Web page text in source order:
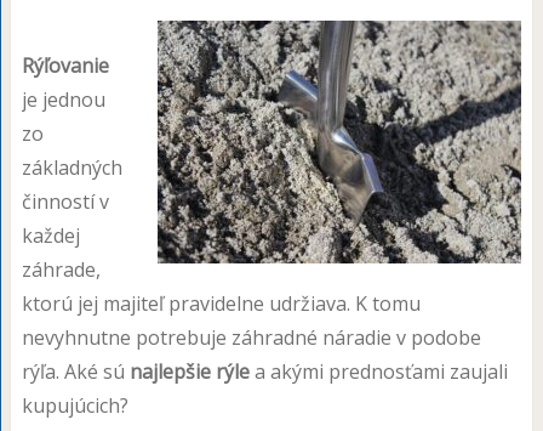
Rýľovanie
je jednou
zo
základných
činností v
každej
záhrade,
ktorú jej majiteľ pravidelne udržiava. K tomu
nevyhnutne potrebuje záhradné náradie v podobe
rýľa. Aké sú najlepšie rýlea akými prednosťami zaujali
kupujúcich?